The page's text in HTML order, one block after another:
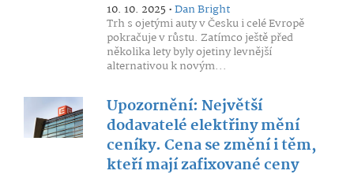
10. 10. 2025 •Dan Bright
Trh s ojetými auty v Česku i celé Evropě
pokračuje v růstu. Zatímco ještě před
několika lety byly ojetiny levnější
alternativou k novým...
Upozornění: Největší
dodavatelé elektřiny mění
ceníky. Cena se změní i těm,
kteří mají zafixované ceny